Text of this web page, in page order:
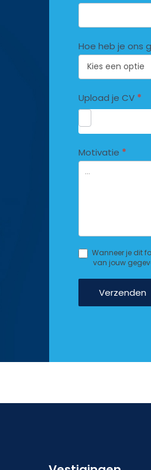
Hoe heb je ons
Upload je CV *
Motivatie *
Wanneer je dit
van jouw
Verzenden